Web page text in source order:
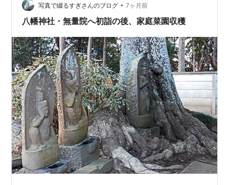
す。 あわんとりは（我孫子・・・千葉県南部・茨城県南
部）粟など穀物を荒らす鳥や虫の害を除き五…
写真で綴るすぎさんのブログ • 7ヶ月前
八幡神社・無量院へ初詣の後、家庭菜園収穫